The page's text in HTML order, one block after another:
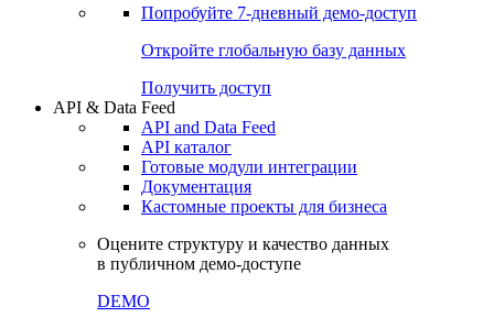
Чат
Проверка контрагента
Попробуйте7-дневный
Откройте глобальную базу данных
Получить доступ
API & Data Feed
API and Data Feed
Готовые модули интеграции
Документация